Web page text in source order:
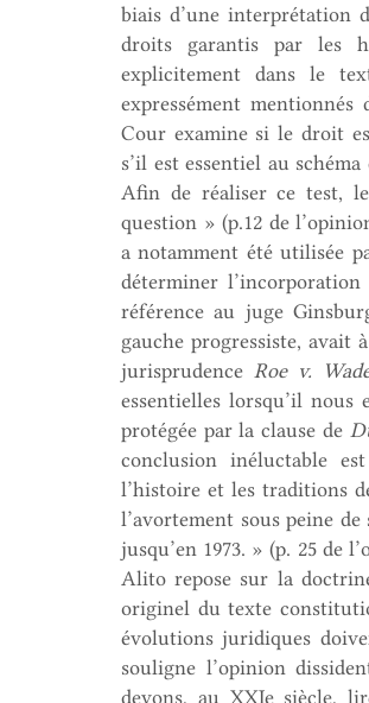
biais d’une interprétation
droits garantis par les
explicitement dans le
expressément
Cour examine si le droit
s’il est essentiel au
Afin de réaliser ce test,
question » (p.12 de
a notamment été utilisée
déterminer
référence au juge
gauche progressiste, avait
jurisprudence Roe v.
essentielles lorsqu’il
protégée par la clause de
conclusion inéluctable
l’histoire et les traditions
l’avortement sous peine
jusqu’en 1973. » (p. 25
Alito repose sur la
originel du texte
évolutions juridiques
souligne l’opinion
devons, au XXIe siècle,